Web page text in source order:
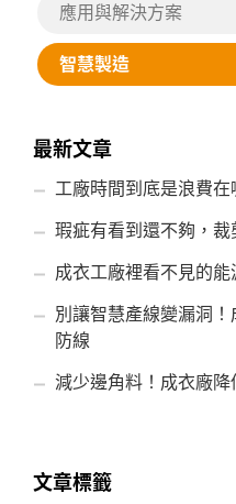
應用與解決方案
智慧製造
最新文章
工廠時間到底是浪費在
瑕疵有看到還不夠，
成衣工廠裡看不見的能
別讓智慧產線變漏洞
防線
減少邊角料！成衣廠
文章標籤